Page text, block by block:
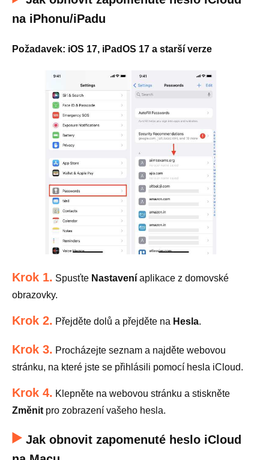
na iPhonu/iPadu
Požadavek: iOS 17, iPadOS 17 a starší verze
Krok 1. Spusťte Nastavení aplikace z domovské
obrazovky.
Krok 2. Přejděte dolů a přejděte na Hesla.
Krok 3. Procházejte seznam a najděte webovou
stránku, na které jste se přihlásili pomocí hesla iCloud.
Krok 4. Klepněte na webovou stránku a stiskněte
Změnit pro zobrazení vašeho hesla.
Jak obnovit zapomenuté heslo iCloud